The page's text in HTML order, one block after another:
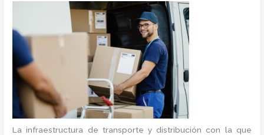
La infraestructura de transporte y distribución con la que